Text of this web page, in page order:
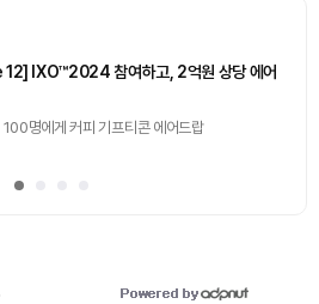
IXO™2024 참여하고, 2억원 상당 에어
100명에게 커피 기프티콘 에어드랍